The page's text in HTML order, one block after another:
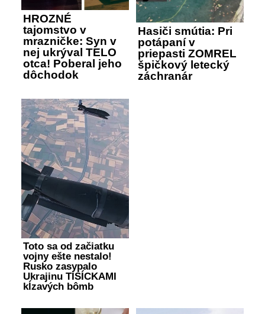
HROZNÉ
tajomstvo v
mrazničke: Syn v
nej ukrýval TELO
otca! Poberal jeho
dôchodok
Hasiči smútia: Pri
potápaní v
priepasti ZOMREL
špičkový letecký
záchranár
Toto sa od začiatku
vojny ešte nestalo!
Rusko zasypalo
Ukrajinu TISÍCKAMI
kĺzavých bômb